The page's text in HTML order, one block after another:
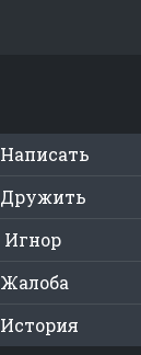
Написать
Дружить
Игнор
Жалоба
История